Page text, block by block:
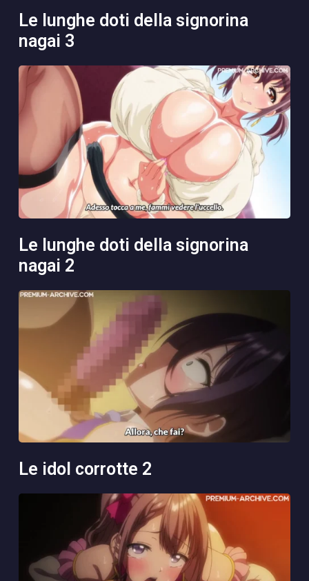
le lunghe doti della signorina
nagai 3
le lunghe doti della signorina
nagai 2
le idol corrotte 2